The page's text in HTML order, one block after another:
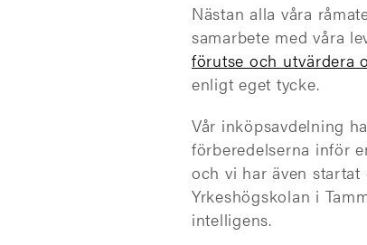
Nästan alla våra
samarbete med våra
förutse och utvärdera
enligt eget tycke.
Vår inköpsavdelning
förberedelserna inför
och vi har även
Yrkeshögskolan i
intelligens.